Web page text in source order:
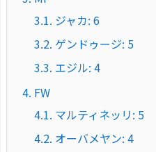
3.1. ジャカ: 6
3.2. ゲンドゥージ: 5
3.3. エジル: 4
4. FW
4.1. マルティネッリ: 5
4.2. オーバメヤン: 4